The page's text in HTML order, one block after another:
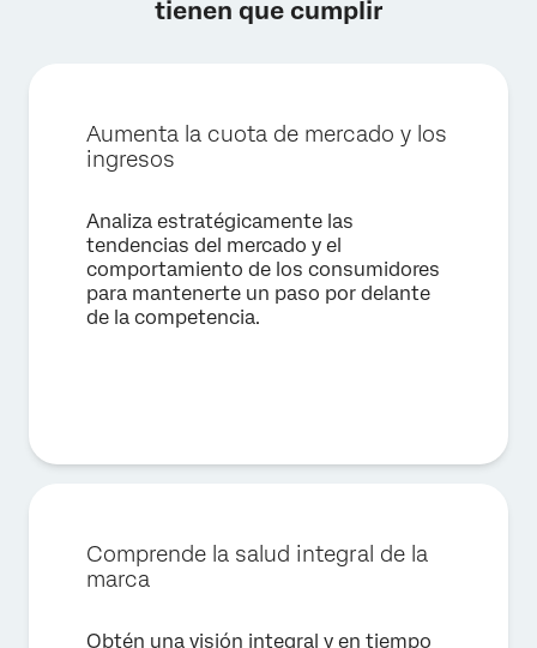
Puesto*
Correo electrónico*
tienen que cumplir
Aumenta la cuota de mercado y los
ingresos
Analiza estratégicamente las
tendencias del mercado y el
comportamiento de los consumidores
para mantenerte un paso por delante
de la competencia.
Comprende la salud integral de la
marca
Obtén una visión integral y en tiempo